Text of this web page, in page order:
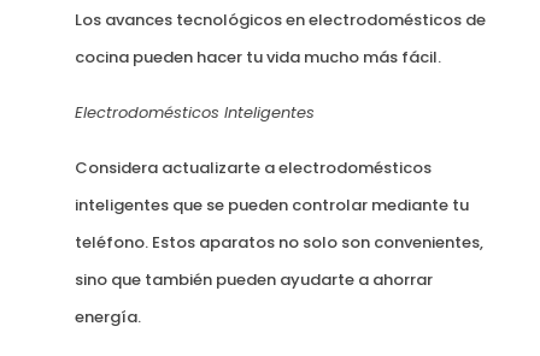
Los avances tecnológicos en electrodomésticos de
cocina pueden hacer tu vida mucho más fácil.
Electrodomésticos Inteligentes
Considera actualizarte a electrodomésticos
inteligentes que se pueden controlar mediante tu
teléfono. Estos aparatos no solo son convenientes,
sino que también pueden ayudarte a ahorrar
energía.